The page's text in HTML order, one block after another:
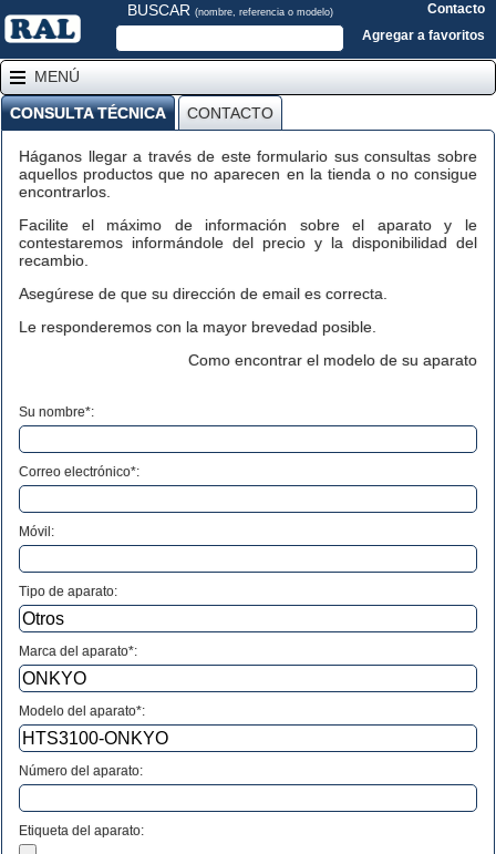
BUSCAR (nombre, referencia o modelo)
Contacto
Agregar a favoritos
MENÚ
CONSULTA TÉCNICA CONTACTO
Háganos llegar a través de este formulario sus consultas sobre
aquellos productos que no aparecen en la tienda o no consigue
encontrarlos.
Facilite el máximo de información sobre el aparato y le
contestaremos informándole del precio y la disponibilidad del
recambio.
Asegúrese de que su dirección de email es correcta.
Le responderemos con la mayor brevedad posible.
Como encontrar el modelo de su aparato
Su nombre*:
Correo electrónico*:
Móvil:
Tipo de aparato:
Marca del aparato*:
Modelo del aparato*:
Número del aparato:
Etiqueta del aparato: